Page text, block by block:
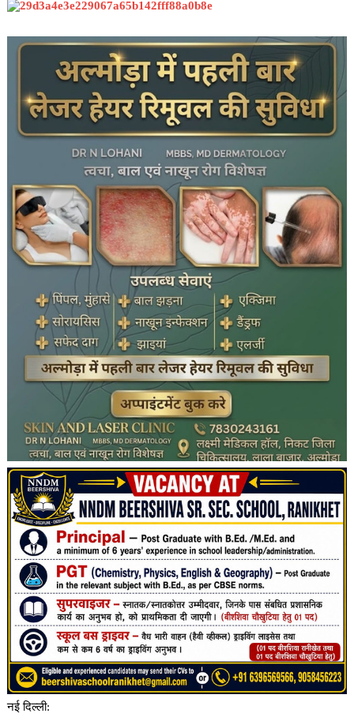
नई दिल्ली: